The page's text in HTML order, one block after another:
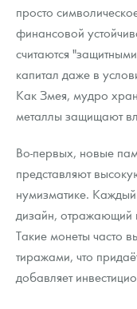
просто
финансовой
считаются
капитал даже в
Как Змея, мудро
металлы защищают
Во-первых, новые
представляют
нумизматике.
дизайн, отражающий
Такие монеты часто
тиражами, что
добавляет